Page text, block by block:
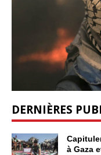
DERNIÈRES
à Gaza